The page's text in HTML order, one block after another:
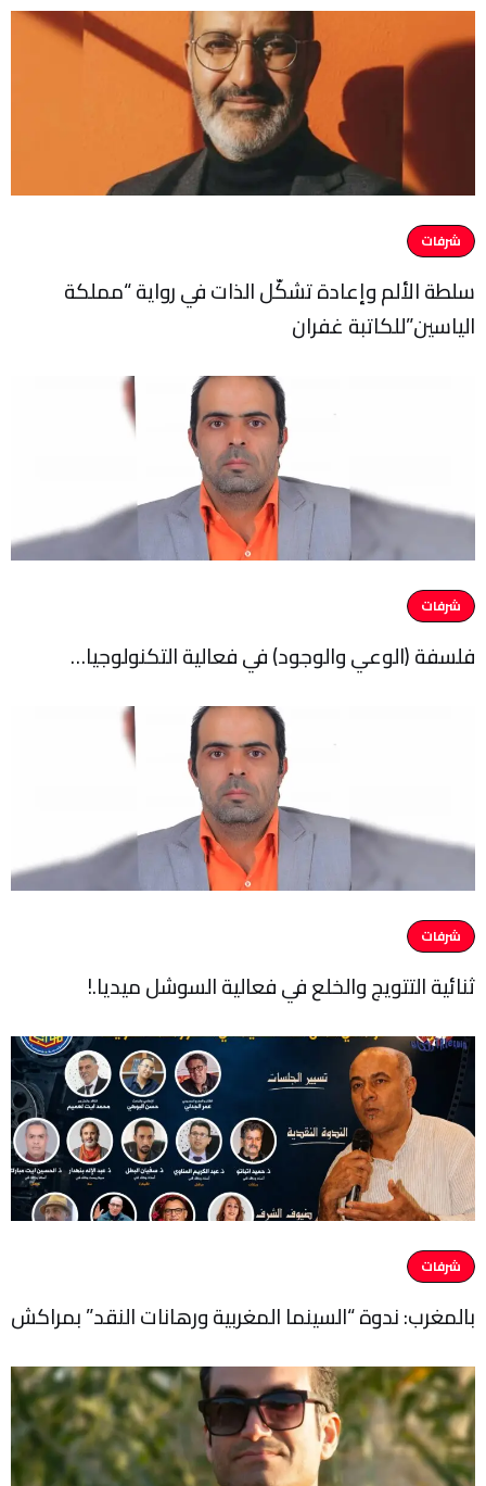
شرفات
سلطة الألم وإعادة تشكّل الذات في رواية “مملكة
الياسين”للكاتبة غفران
شرفات
فلسفة (الوعي والوجود) في فعالية التكنولوجيا…
شرفات
ثنائية التتويج والخلع في فعالية السوشل ميديا.!
شرفات
بالمغرب: ندوة “السينما المغربية ورهانات النقد” بمراكش